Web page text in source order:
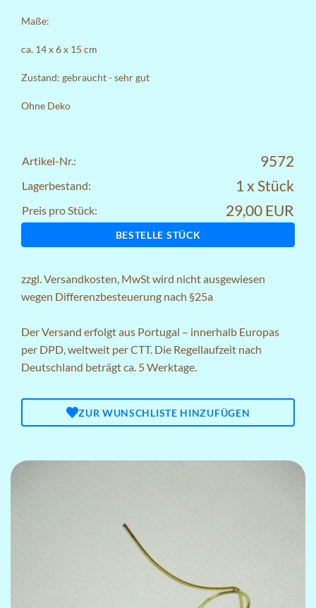
Maße:
ca. 14 x 6 x 15 cm
Zustand: gebraucht - sehr gut
Ohne Deko
Artikel-Nr.: 9572
Lagerbestand: 1 x Stück
Preis pro Stück: 29,00 EUR
BESTELLE STÜCK
zzgl.Versandkosten, MwSt wird nicht ausgewiesen
wegen Differenzbesteuerung nach §25a
Der Versand erfolgt aus Portugal – innerhalb Europas
per DPD, weltweit per CTT. Die Regellaufzeit nach
Deutschland beträgt ca. 5 Werktage.
ZUR WUNSCHLISTE HINZUFÜGEN